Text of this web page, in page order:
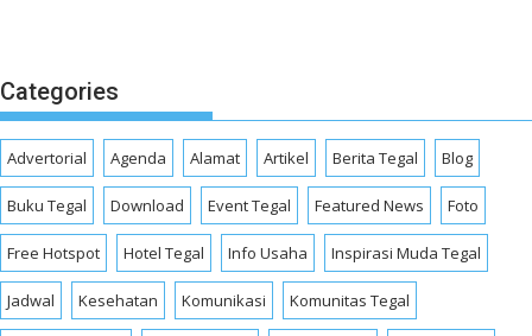
Categories
Advertorial Agenda Alamat Artikel Berita Tegal Blog
Buku Tegal Download Event Tegal Featured News Foto
Free Hotspot Hotel Tegal Info Usaha Inspirasi Muda Tegal
Jadwal Kesehatan Komunikasi Komunitas Tegal